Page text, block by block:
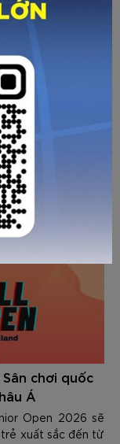
quên trong lòng
rực rỡ cho phong
chơi quốc
Á
Open 2026 sẽ
xuất sắc đến từ